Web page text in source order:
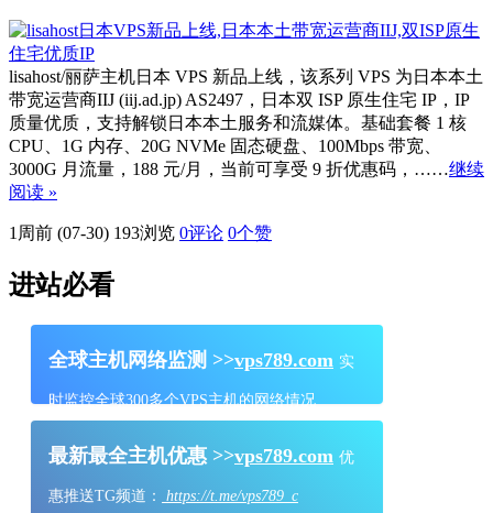
lisahost/丽萨主机日本 VPS 新品上线，该系列 VPS 为日本本土
带宽运营商IIJ (iij.ad.jp) AS2497，日本双 ISP 原生住宅 IP，IP
质量优质，支持解锁日本本土服务和流媒体。基础套餐 1 核
CPU、1G 内存、20G NVMe 固态硬盘、100Mbps 带宽、
3000G 月流量，188 元/月，当前可享受 9 折优惠码，……继续
阅读 »
1周前 (07-30) 193浏览 0评论 0个赞
进站必看
全球主机网络监测 >>vps789.com 实
时监控全球300多个VPS主机的网络情况
最新最全主机优惠 >>vps789.com 优
惠推送TG频道：
https://t.me/vps789_c